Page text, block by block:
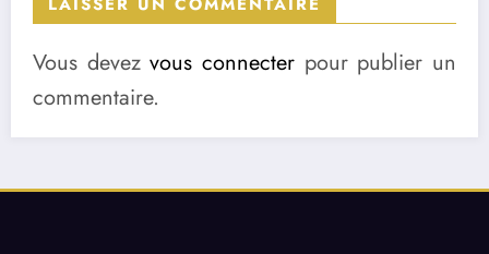
LAISSER UN COMMENTAIRE
Vous devezvous connecter pour publier un
commentaire.